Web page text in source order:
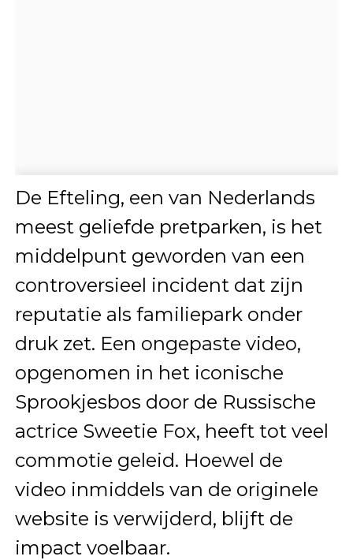
De Efteling, een van Nederlands
meest geliefde pretparken, is het
middelpunt geworden van een
controversieel incident dat zijn
reputatie als familiepark onder
druk zet. Een ongepaste video,
opgenomen in het iconische
Sprookjesbos door de Russische
actrice Sweetie Fox, heeft tot veel
commotie geleid. Hoewel de
video inmiddels van de originele
website is verwijderd, blijft de
impact voelbaar.